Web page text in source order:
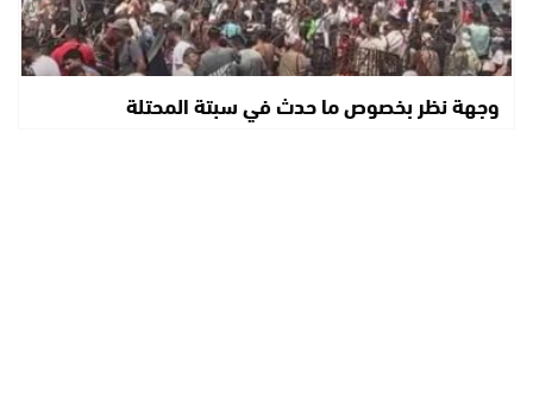
وجهة نظر بخصوص ما حدث في سبتة المحتلة